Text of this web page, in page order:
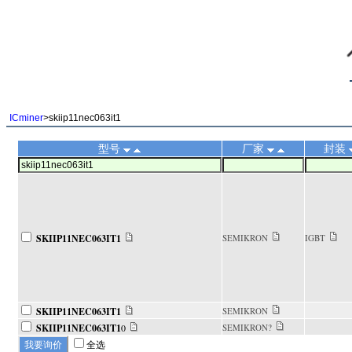
ICminer>skiip11nec063it1
型号 厂家 封装
SKIIP11NEC063IT1 SEMIKRON IGBT
SKIIP11NEC063IT1 SEMIKRON
SKIIP11NEC063IT10 SEMIKRON?
全选